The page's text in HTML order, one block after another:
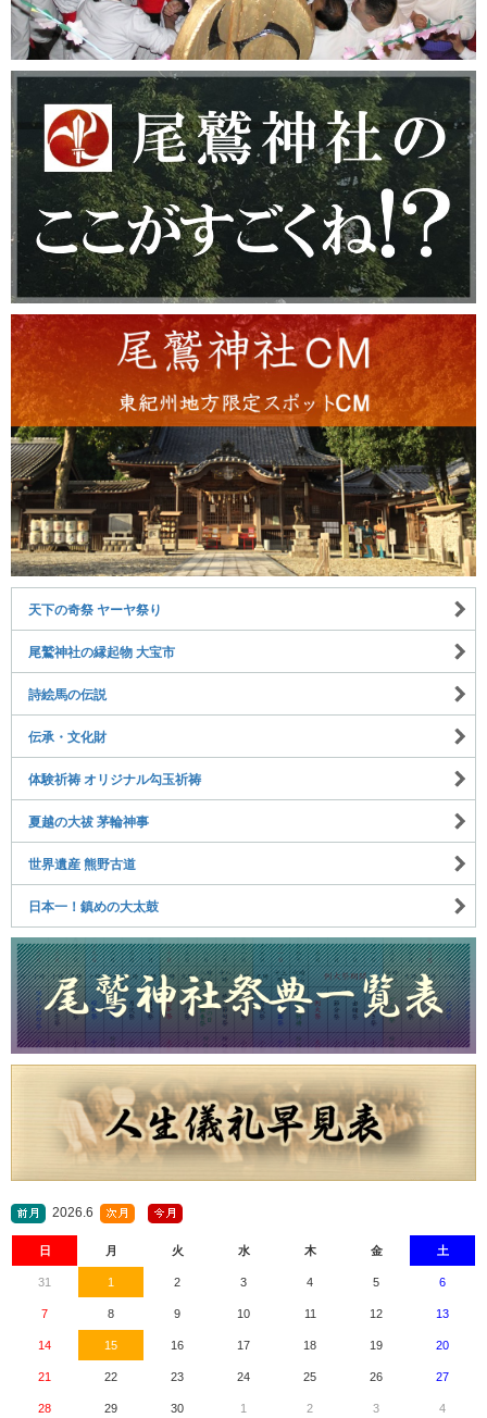
天下の奇祭 ヤーヤ祭り
尾鷲神社の縁起物 大宝市
詩絵馬の伝説
伝承・文化財
体験祈祷 オリジナル勾玉祈祷
夏越の大祓 茅輪神事
世界遺産 熊野古道
日本一！鎮めの大太鼓
2026.6
日 月 火 水 木 金 土
31 1 2 3 4 5 6
7 8 9 10 11 12 13
14 15 16 17 18 19 20
21 22 23 24 25 26 27
28 29 30 1 2 3 4